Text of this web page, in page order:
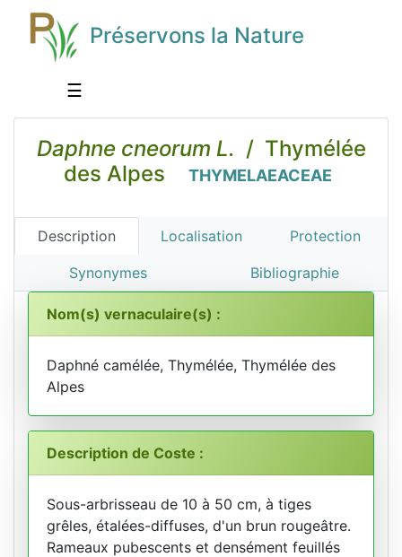
Préservons la Nature
☰
Daphne cneorum L. / Thymélée
des Alpes
THYMELAEACEAE
Description Localisation Protection
Synonymes Bibliographie
Nom(s) vernaculaire(s) :
Daphné camélée, Thymélée, Thymélée des
Alpes
Description de Coste :
Sous-arbrisseau de 10 à 50 cm, à tiges
grêles, étalées-diffuses, d'un brun rougeâtre.
Rameaux pubescents et densément feuillés